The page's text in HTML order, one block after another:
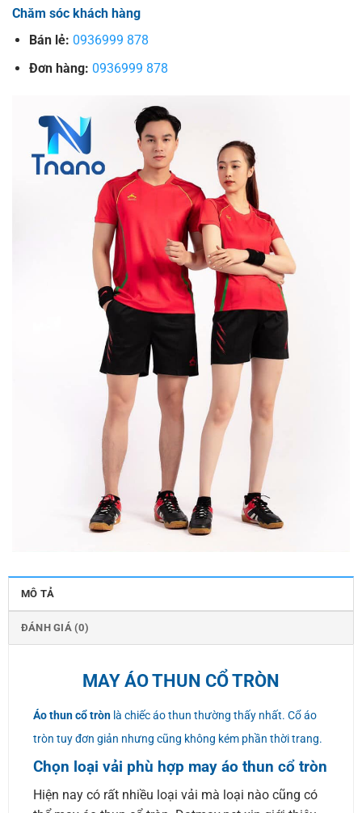
Chăm sóc khách hàng
Bán lẻ: 0936999 878
Đơn hàng: 0936999 878
MÔ TẢ
ĐÁNH GIÁ (0)
MAY ÁO THUN CỔ TRÒN
Áo thun cổ trònlà chiếc áo thun thường thấy nhất. Cổ áo
tròn tuy đơn giản nhưng cũng không kém phần thời trang.
Chọn loại vải phù hợp may áo thun cổ tròn
Hiện nay có rất nhiều loại vải mà loại nào cũng có